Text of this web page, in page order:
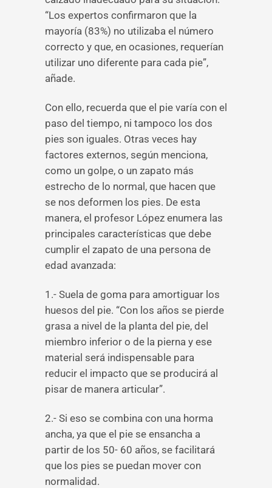
“Los expertos confirmaron que la
mayoría (83%) no utilizaba el número
correcto y que, en ocasiones, requerían
utilizar uno diferente para cada pie”,
añade.
Con ello, recuerda que el pie varía con el
paso del tiempo, ni tampoco los dos
pies son iguales. Otras veces hay
factores externos, según menciona,
como un golpe, o un zapato más
estrecho de lo normal, que hacen que
se nos deformen los pies. De esta
manera, el profesor López enumera las
principales características que debe
cumplir el zapato de una persona de
edad avanzada:
1.- Suela de goma para amortiguar los
huesos del pie. “Con los años se pierde
grasa a nivel de la planta del pie, del
miembro inferior o de la pierna y ese
material será indispensable para
reducir el impacto que se producirá al
pisar de manera articular”.
2.- Si eso se combina con una horma
ancha, ya que el pie se ensancha a
partir de los 50- 60 años, se facilitará
que los pies se puedan mover con
normalidad.